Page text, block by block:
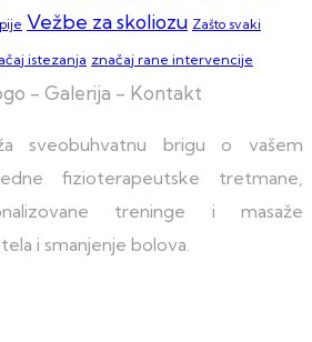
Vežbe za skoliozu Zašto svaki
istezanja značaj rane intervencije
sveobuhvatnu brigu o vašem
fizioterapeutske tretmane,
treninge i masaže
i smanjenje bolova.